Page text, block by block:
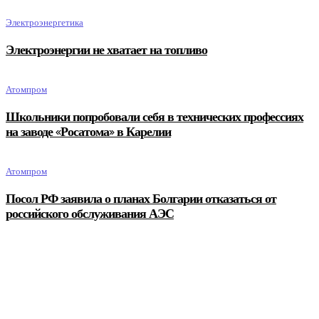
Электроэнергетика
Электроэнергии не хватает на топливо
Атомпром
Школьники попробовали себя в технических профессиях
на заводе «Росатома» в Карелии
Атомпром
Посол РФ заявила о планах Болгарии отказаться от
российского обслуживания АЭС